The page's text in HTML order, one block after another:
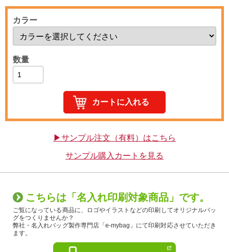
カラー
数量
▶サンプル注文（有料）はこちら
サンプル購入カートを見る
こちらは「名入れ印刷対象商品」です。
ご覧になっている商品に、ロゴやイラストなどの印刷してオリジナルバッ
グをつくりませんか？
弊社・名入れバッグ製作専門店「e-mybag」にて印刷対応させていただき
ます。